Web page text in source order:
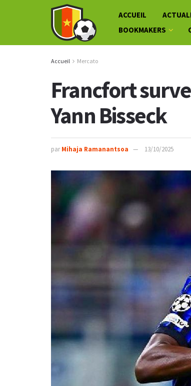
ACCUEIL
BOOKMAKERS
Accueil Mercato
Francfort
Yann Bisseck
par Mihaja Ramanantsoa 13/10/2025